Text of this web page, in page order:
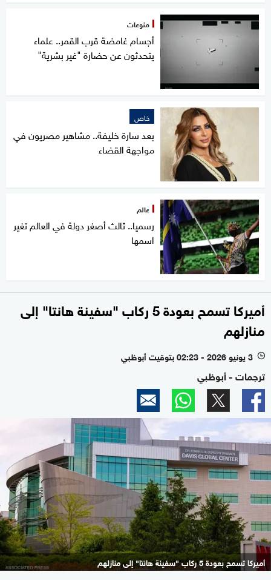
منوعات
أجسام غامضة قرب القمر.. علماء
يتحدثون عن حضارة "غير بشرية"
خاص
بعد سارة خليفة.. مشاهير مصريون في
مواجهة القضاء
عالم
رسميا.. ثالث أصغر دولة في العالم تغير
اسمها
أميركا تسمح بعودة 5 ركاب "سفينة هانتا" إلى
منازلهم
l 3 يونيو 2026 - 02:23 بتوقيت أبوظبي
ترجمات - أبوظبي
أميركا تسمح بعودة 5 ركاب "سفينة هانتا" إلى منازلهم